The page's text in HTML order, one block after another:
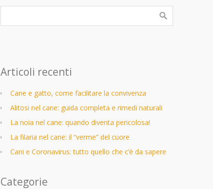
Articoli recenti
Cane e gatto, come facilitare la convivenza
Alitosi nel cane: guida completa e rimedi naturali
La noia nel cane: quando diventa pericolosa!
La filaria nel cane: il “verme” del cuore
Cani e Coronavirus: tutto quello che c’è da sapere
Categorie